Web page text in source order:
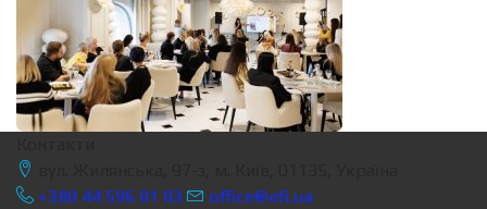
+380 44 596 01 03
office@efi.ua